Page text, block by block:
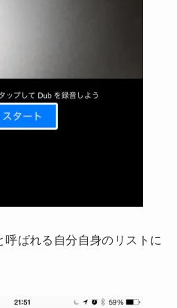
ばれる自分自身のリストに